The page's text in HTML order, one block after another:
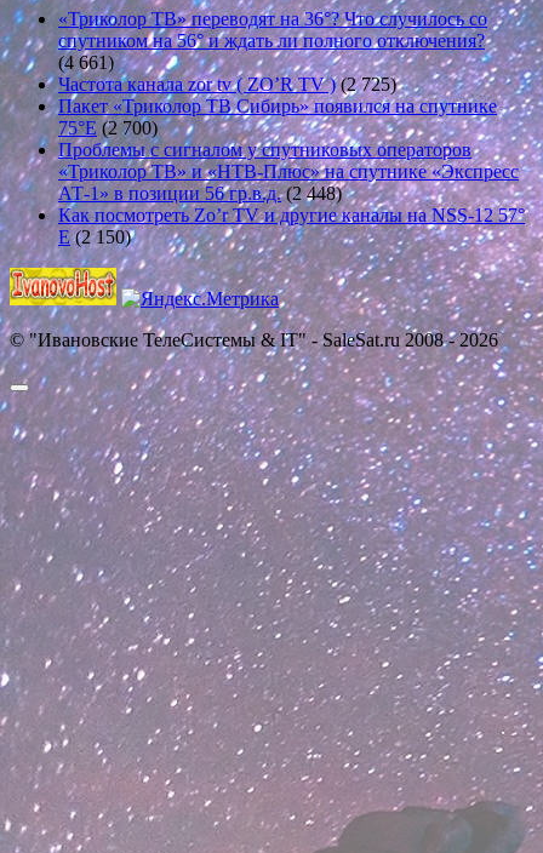
«Триколор ТВ» переводят на 36°? Что случилось со
спутником на 56° и ждать ли полного отключения?
(4 661)
Частота канала zor tv ( ZO’R TV ) (2 725)
Пакет «Триколор ТВ Сибирь» появился на спутнике
75°E (2 700)
Проблемы с сигналом у спутниковых операторов
«Триколор ТВ» и «НТВ-Плюс» на спутнике «Экспресс
АТ-1» в позиции 56 гр.в.д. (2 448)
Как посмотреть Zo’r TV и другие каналы на NSS-12 57°
E (2 150)
© "Ивановские ТелеСистемы & IT" - SaleSat.ru 2008 - 2026
Прокрутить
вверх